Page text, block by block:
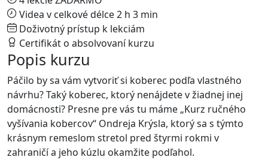
Videa v celkové délce 2 h 3 min
Doživotný prístup k lekciám
Certifikát o absolvovaní kurzu
Popis kurzu
Páčilo by sa vám vytvoriť si koberec podľa vlastného
návrhu? Taký koberec, ktorý nenájdete v žiadnej inej
domácnosti? Presne pre vás tu máme „Kurz ručného
vyšívania kobercov“ Ondreja Krýsla, ktorý sa s týmto
krásnym remeslom stretol pred štyrmi rokmi v
zahraničí a jeho kúzlu okamžite podľahol.